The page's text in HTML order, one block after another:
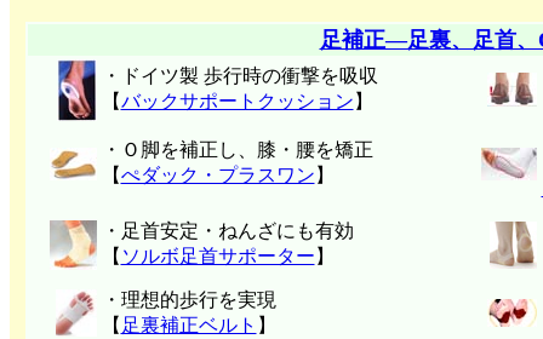
足補正―足裏、足首
・ドイツ製 歩行時の衝撃を吸収
【バックサポートクッション 】
・Ｏ脚を補正し、膝・腰を矯正
【ぺダック・プラスワン 】
・足首安定・ねんざにも有効
【 ソルボ足首サポーター 】
・理想的歩行を実現
【 足裏補正ベルト 】